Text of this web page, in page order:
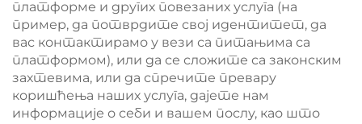
платформе и других повезаних услуга (на
пример, да потврдите свој идентитет, да
вас контактирамо у вези са питањима са
платформом), или да се сложите са законским
захтевима, или да спречите превару
коришћења наших услуга, дајете нам
информације о себи и вашем послу, као што